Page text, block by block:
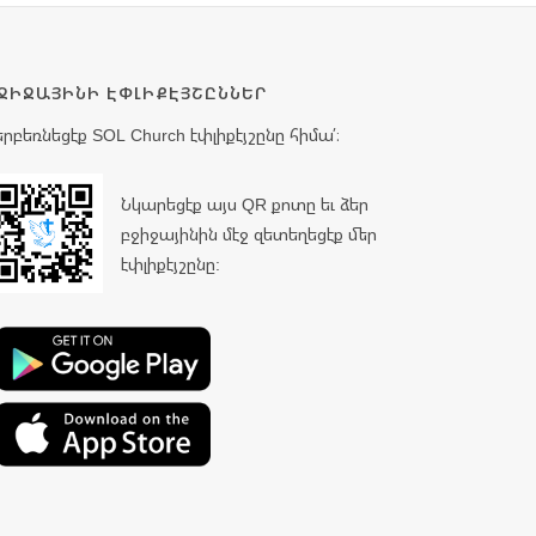
ԷՓԼԻՔԷՅՇԸՆՆԵՐ
SOL Church էփլիքէյշընը հիմա՛։
Նկարեցէք այս QR քոտը եւ ձեր
բջիջայինին մէջ զետեղեցէք մեր
էփլիքէյշընը: